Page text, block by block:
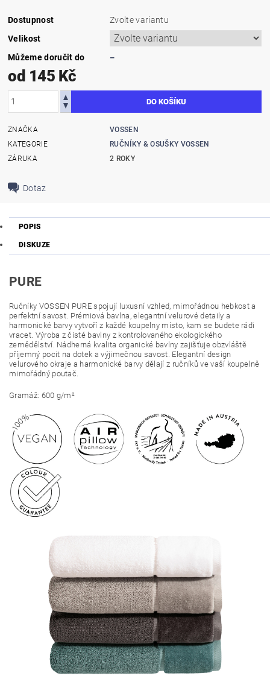
Dostupnost
Zvolte variantu
Velikost
Můžeme doručit do
–
od 145 Kč
ZNAČKA
VOSSEN
KATEGORIE
RUČNÍKY & OSUŠKY VOSSEN
ZÁRUKA
2 ROKY
Dotaz
POPIS
DISKUZE
PURE
Ručníky VOSSEN PURE spojují luxusní vzhled, mimořádnou hebkost a
perfektní savost. Prémiová bavlna, elegantní velurové detaily a
harmonické barvy vytvoří z každé koupelny místo, kam se budete rádi
vracet. Výroba z čisté bavlny z kontrolovaného ekologického
zemědělství. Nádherná kvalita organické bavlny zajišťuje obzvláště
příjemný pocit na dotek a výjimečnou savost. Elegantní design
velurového okraje a harmonické barvy dělají z ručníků ve vaší koupelně
mimořádný poutač.
Gramáž: 600 g/m²